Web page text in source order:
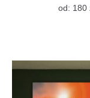
od: 180